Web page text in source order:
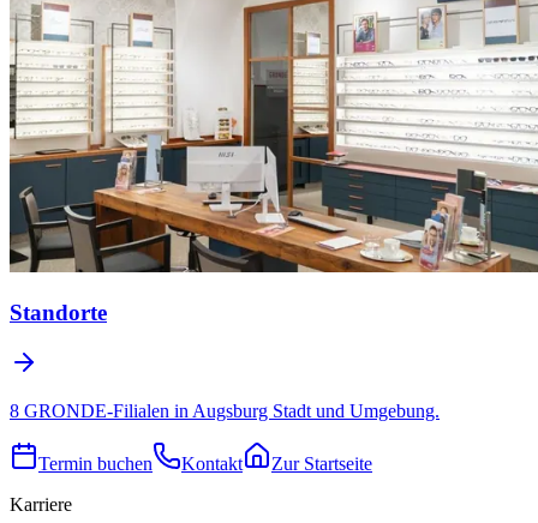
Standorte
8 GRONDE-Filialen in Augsburg Stadt und Umgebung.
Termin buchen Kontakt
Zur Startseite
Karriere